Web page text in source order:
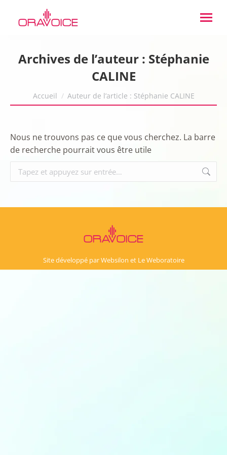
Archives de l’auteur : Stéphanie
CALINE
Vous êtes ici :
Accueil Auteur de l’article : Stéphanie CALINE
Nous ne trouvons pas ce que vous cherchez. La barre
de recherche pourrait vous être utile
Recherche
Site développé parWebsilon et Le Weboratoire